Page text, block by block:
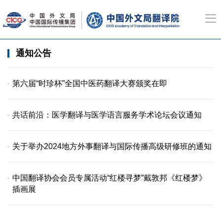
通知公告
第六届“时珍杯”全国中医药翻译大赛颁奖在即
共话前沿：医学翻译与医学语言服务学术论坛会议通知
关于举办2024地方外事翻译与国际传播高级研修班的通知
中国翻译协会会员专属活动“红楼寻梦”戴敦邦《红楼梦》
插画展